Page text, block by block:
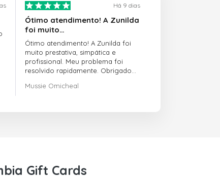
Há 9 dias
Ótimo atendimento! A Zunilda
foi muito…
Ótimo atendimento! A Zunilda foi
muito prestativa, simpática e
profissional. Meu problema foi
resolvido rapidamente. Obrigado
Mussie Omicheal
Gift Cards